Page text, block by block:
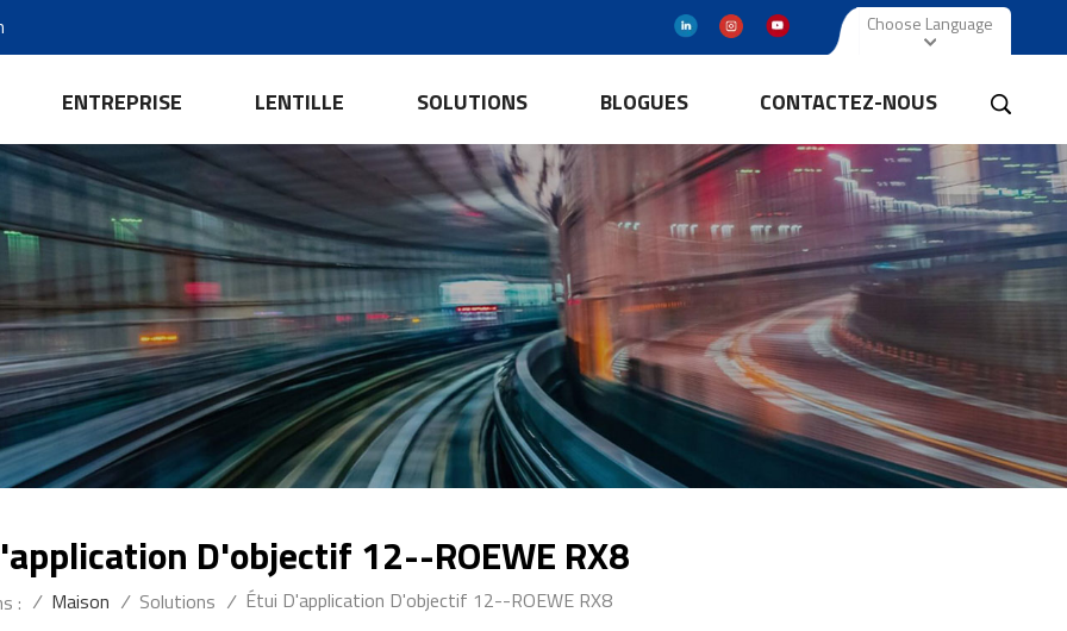
Choose Language
ENTREPRISE LENTILLE SOLUTIONS BLOGUES CONTACTEZ-NOUS
D'objectif 12--ROEWE RX8
: / Maison / Solutions / Étui D'application D'objectif 12--ROEWE RX8